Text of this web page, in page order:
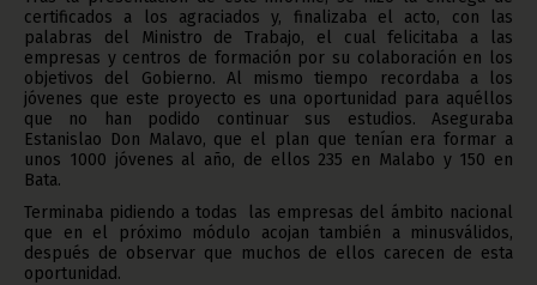
certificados a los agraciados y, finalizaba el acto, con las
palabras del Ministro de Trabajo, el cual felicitaba a las
empresas y centros de formación por su colaboración en los
objetivos del Gobierno. Al mismo tiempo recordaba a los
jóvenes que este proyecto es una oportunidad para aquéllos
que no han podido continuar sus estudios. Aseguraba
Estanislao Don Malavo, que el plan que tenían era formar a
unos 1000 jóvenes al año, de ellos 235 en Malabo y 150 en
Bata.
Terminaba pidiendo a todas las empresas del ámbito nacional
que en el próximo módulo acojan también a minusválidos,
después de observar que muchos de ellos carecen de esta
oportunidad.